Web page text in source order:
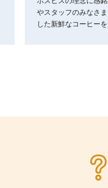
やスタッフのみなさ
した新鮮なコーヒー